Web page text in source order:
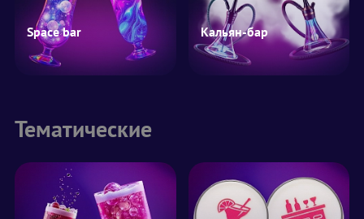
Space bar Кальян-бар
Тематические